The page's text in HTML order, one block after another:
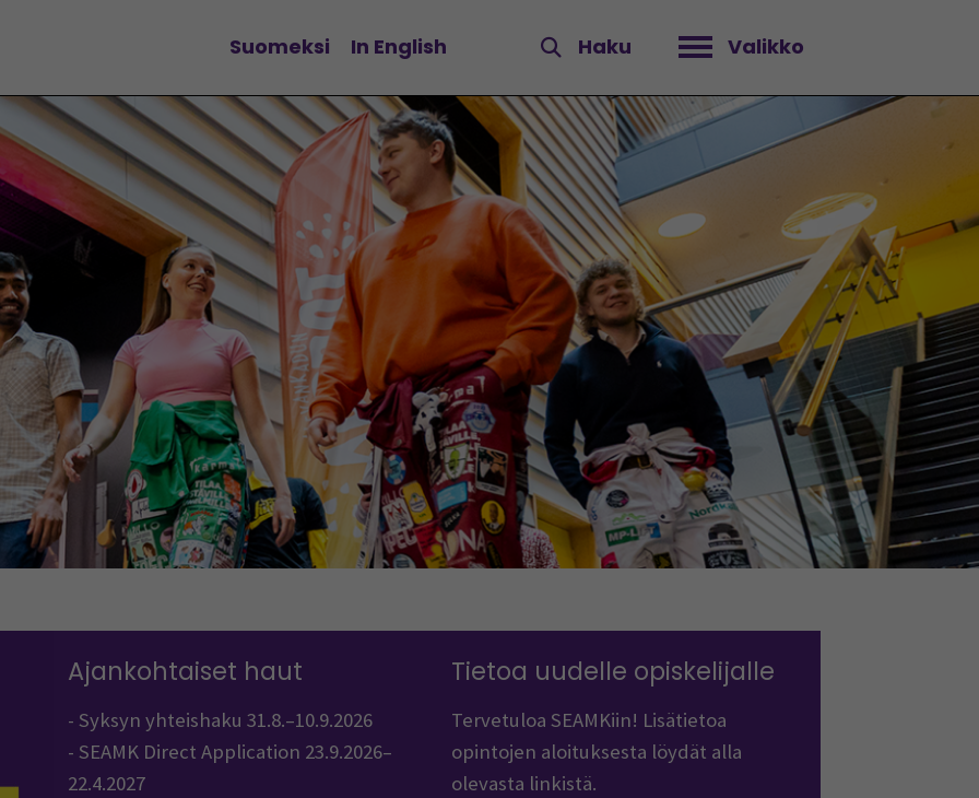
Vaihda kieltä
Suomeksi In English Haku Valikko
Avaa valikko
Ajankohtaiset haut
- Syksyn yhteishaku 31.8.–10.9.2026
- SEAMK Direct Application 23.9.2026–
22.4.2027
Tietoa uudelle opiskelijalle
Tervetuloa SEAMKiin! Lisätietoa
opintojen aloituksesta löydät alla
olevasta linkistä.